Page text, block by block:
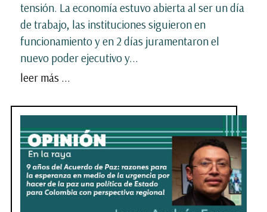
tensión. La economía estuvo abierta al ser un día
de trabajo, las instituciones siguieron en
funcionamiento y en 2 días juramentaron el
nuevo poder ejecutivo y...
leer más ...